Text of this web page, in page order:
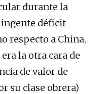
durante la
ingente déficit
respecto a China,
la otra cara de
de valor de
su clase obrera)